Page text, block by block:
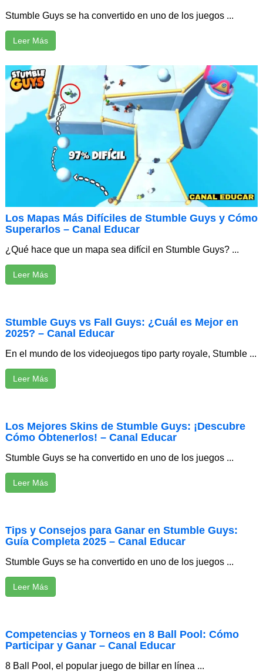
Stumble Guys se ha convertido en uno de los juegos ...
Leer Más
Los Mapas Más Difíciles de Stumble Guys y Cómo
Superarlos – Canal Educar
¿Qué hace que un mapa sea difícil en Stumble Guys? ...
Leer Más
Stumble Guys vs Fall Guys: ¿Cuál es Mejor en
2025? – Canal Educar
En el mundo de los videojuegos tipo party royale, Stumble ...
Leer Más
Los Mejores Skins de Stumble Guys: ¡Descubre
Cómo Obtenerlos! – Canal Educar
Stumble Guys se ha convertido en uno de los juegos ...
Leer Más
Tips y Consejos para Ganar en Stumble Guys:
Guía Completa 2025 – Canal Educar
Stumble Guys se ha convertido en uno de los juegos ...
Leer Más
Competencias y Torneos en 8 Ball Pool: Cómo
Participar y Ganar – Canal Educar
8 Ball Pool, el popular juego de billar en línea ...